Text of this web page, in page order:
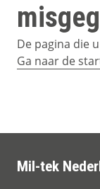
De pagina die
Ga naar de
Mil-tek